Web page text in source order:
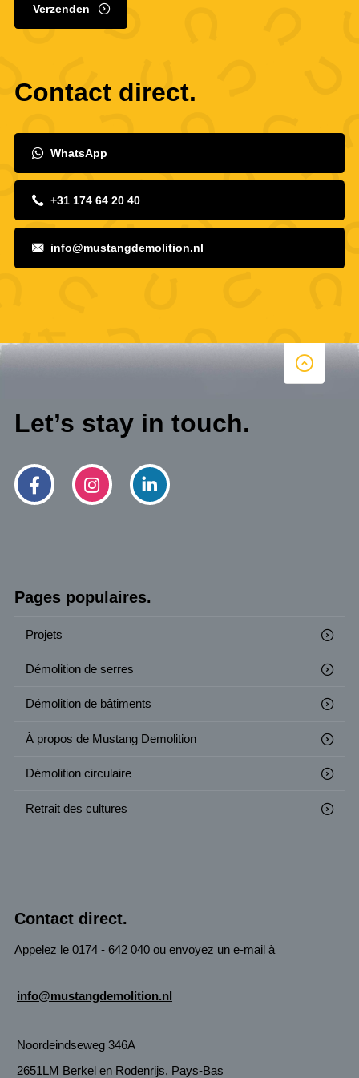
Verzenden
Contact direct.
WhatsApp
+31 174 64 20 40
info@mustangdemolition.nl
Let’s stay in touch.
Pages populaires.
Projets
Démolition de serres
Démolition de bâtiments
À propos de Mustang Demolition
Démolition circulaire
Retrait des cultures
Contact direct.
Appelez le 0174 - 642 040 ou envoyez un e-mail à
info@mustangdemolition.nl
Noordeindseweg 346A
2651LM Berkel en Rodenrijs, Pays-Bas